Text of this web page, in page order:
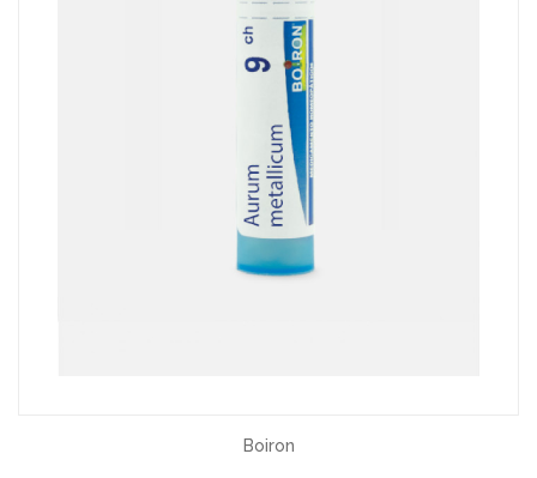
Boiron